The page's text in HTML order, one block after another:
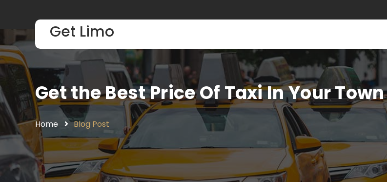
Get Limo
Get the Best Price Of Taxi In Your Town
Home Blog Post